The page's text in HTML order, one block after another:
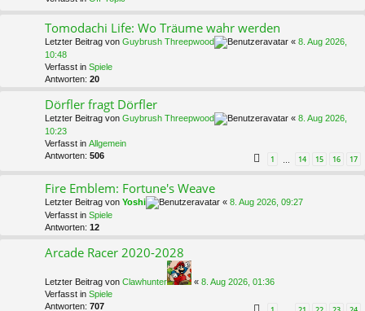
Tomodachi Life: Wo Träume wahr werden
Letzter Beitrag von Guybrush Threepwood « 8. Aug 2026,
10:48
Verfasst in Spiele
Antworten: 20
Dörfler fragt Dörfler
Letzter Beitrag von Guybrush Threepwood « 8. Aug 2026,
10:23
Verfasst in Allgemein
Antworten: 506 1 … 14 15 16 17
Fire Emblem: Fortune's Weave
Letzter Beitrag von Yoshi « 8. Aug 2026, 09:27
Verfasst in Spiele
Antworten: 12
Arcade Racer 2020-2028
Letzter Beitrag von Clawhunter « 8. Aug 2026, 01:36
Verfasst in Spiele
Antworten: 707